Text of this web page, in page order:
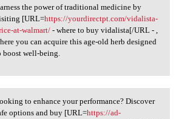
the power of traditional medicine by
[URL=https://yourdirectpt.com/vidalista-
at-walmart/- where to buy vidalista[/URL - ,
you can acquire this age-old herb designed
boost well-being.
to enhance your
to enhance your performance? Discover
options and buy [URL=https://ad-